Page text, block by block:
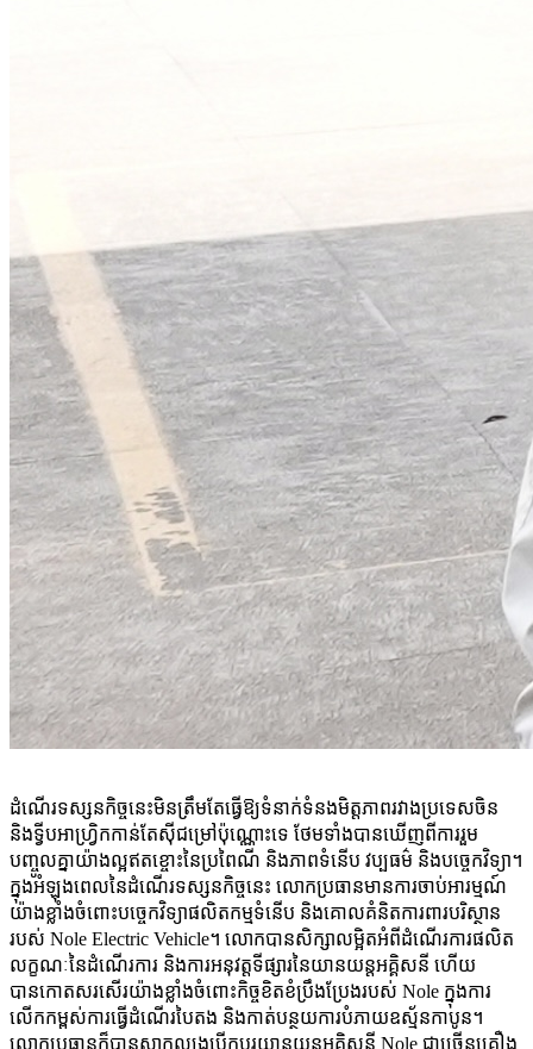
ដំណើរទស្សនកិច្ចនេះមិនត្រឹមតែធ្វើឱ្យទំនាក់ទំនងមិត្តភាពរវាងប្រទេសចិន
និងទ្វីបអាហ្វ្រិកកាន់តែស៊ីជម្រៅប៉ុណ្ណោះទេ ថែមទាំងបានឃើញពីការរួម
បញ្ចូលគ្នាយ៉ាងល្អឥតខ្ចោះនៃប្រពៃណី និងភាពទំនើប វប្បធម៌ និងបច្ចេកវិទ្យា។
ក្នុងអំឡុងពេលនៃដំណើរទស្សនកិច្ចនេះ លោកប្រធានមានការចាប់អារម្មណ៍
យ៉ាងខ្លាំងចំពោះបច្ចេកវិទ្យាផលិតកម្មទំនើប និងគោលគំនិតការពារបរិស្ថាន
របស់ Nole Electric Vehicle។ លោកបានសិក្សាលម្អិតអំពីដំណើរការផលិត
លក្ខណៈនៃដំណើរការ និងការអនុវត្តទីផ្សារនៃយានយន្តអគ្គិសនី ហើយ
បានកោតសរសើរយ៉ាងខ្លាំងចំពោះកិច្ចខិតខំប្រឹងប្រែងរបស់ Nole ក្នុងការ
លើកកម្ពស់ការធ្វើដំណើរបៃតង និងកាត់បន្ថយការបំភាយឧស្ម័នកាបូន។
លោកប្រធានក៏បានសាកល្បងបើកបរយានយន្តអគ្គិសនី Nole ជាច្រើនគ្រឿង